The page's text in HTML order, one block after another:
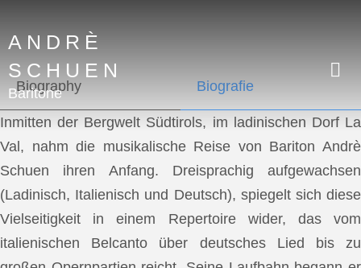
ANDRÈ
SCHUEN
Baritone
Biography Biografie
Inmitten der Bergwelt Südtirols, im ladinischen Dorf La
Val, nahm die musikalische Reise von Bariton Andrè
Schuen ihren Anfang. Dreisprachig aufgewachsen
(Ladinisch, Italienisch und Deutsch), spiegelt sich diese
Vielseitigkeit in einem Repertoire wider, das vom
italienischen Belcanto über deutsches Lied bis zu